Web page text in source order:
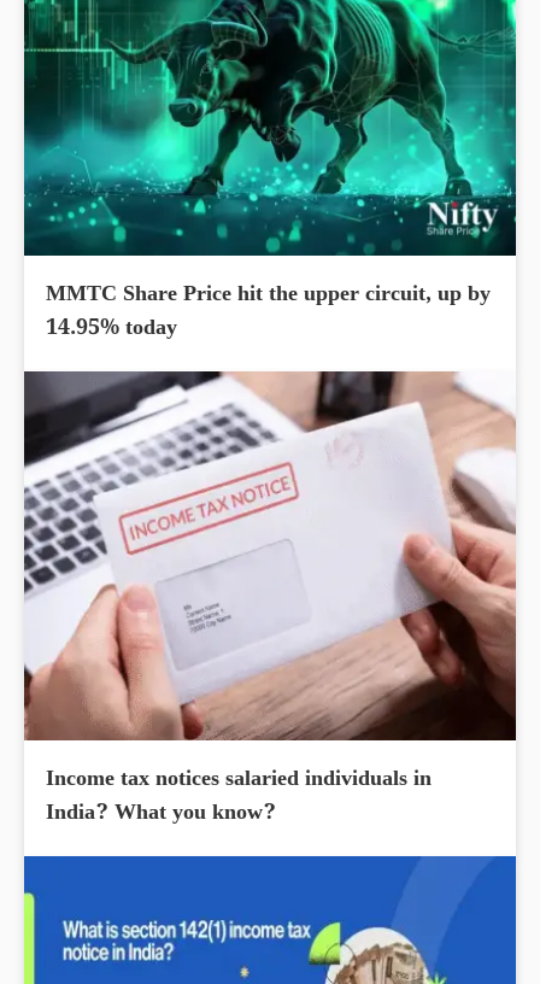
MMTC Share Price hit the upper circuit, up by
14.95% today
Income tax notices salaried individuals in
India? What you know?